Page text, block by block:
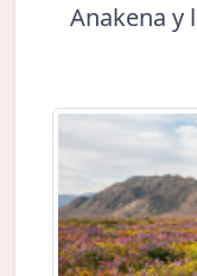
Anakena y